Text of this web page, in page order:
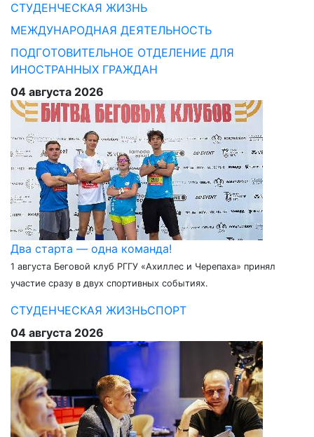
СТУДЕНЧЕСКАЯ ЖИЗНЬ
МЕЖДУНАРОДНАЯ ДЕЯТЕЛЬНОСТЬ
ПОДГОТОВИТЕЛЬНОЕ ОТДЕЛЕНИЕ ДЛЯ
ИНОСТРАННЫХ ГРАЖДАН
04 августа 2026
Два старта — одна команда!
1 августа Беговой клуб РГГУ «Ахиллес и Черепаха» принял
участие сразу в двух спортивных событиях.
СТУДЕНЧЕСКАЯ ЖИЗНЬСПОРТ
04 августа 2026